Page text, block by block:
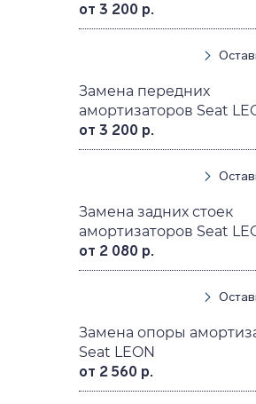
от 3 200 р.
Замена передних
амортизаторов Seat
от 3 200 р.
Замена задних стоек
амортизаторов Seat
от 2 080 р.
Замена опоры
Seat LEON
от 2 560 р.